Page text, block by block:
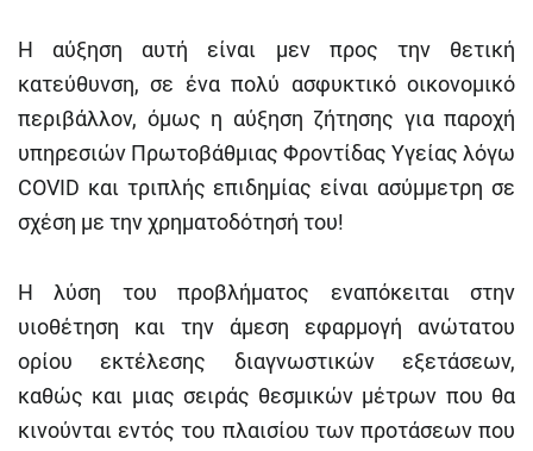
Η αύξηση αυτή είναι μεν προς την θετική
κατεύθυνση, σε ένα πολύ ασφυκτικό οικονομικό
περιβάλλον, όμως η αύξηση ζήτησης για παροχή
υπηρεσιών Πρωτοβάθμιας Φροντίδας Υγείας λόγω
COVID και τριπλής επιδημίας είναι ασύμμετρη σε
σχέση με την χρηματοδότησή του!
Η λύση του προβλήματος εναπόκειται στην
υιοθέτηση και την άμεση εφαρμογή ανώτατου
ορίου εκτέλεσης διαγνωστικών εξετάσεων,
καθώς και μιας σειράς θεσμικών μέτρων που θα
κινούνται εντός του πλαισίου των προτάσεων που